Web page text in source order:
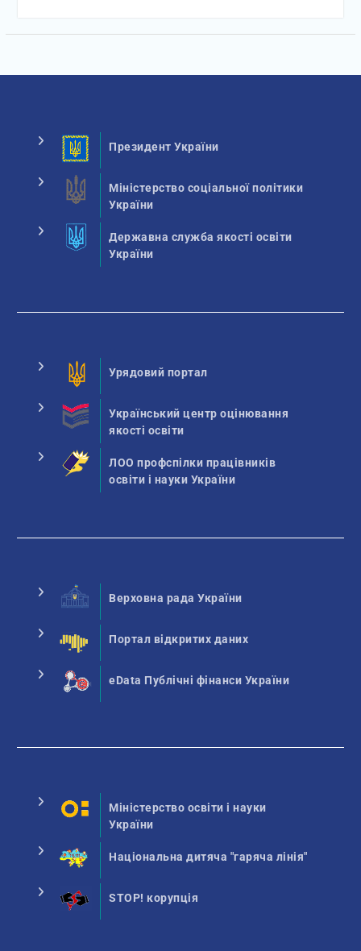
Президент України
Міністерство соціальної політики
України
Державна служба якості освіти
України
Урядовий портал
Український центр оцінювання
якості освіти
ЛОО профспілки працівників
освіти і науки України
Верховна рада України
Портал відкритих даних
eData Публічні фінанси України
Міністерство освіти і науки
України
Національна дитяча "гаряча лінія"
STOP! корупція